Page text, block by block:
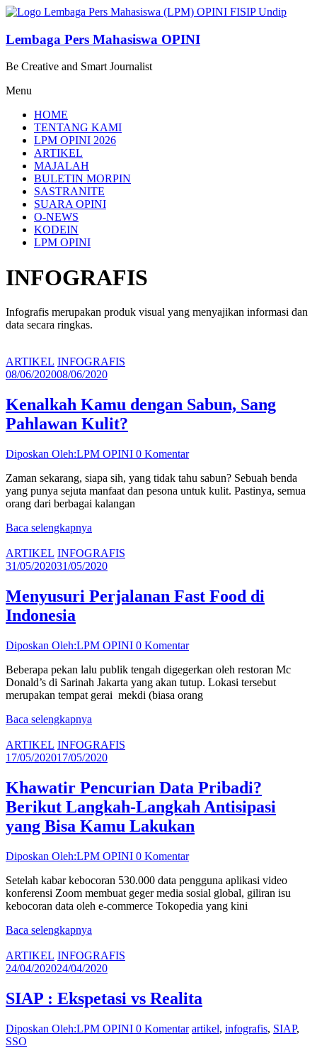
Lompat
konten
Lembaga Pers Mahasiswa OPINI
Be Creative and Smart Journalist
Menu
HOME
TENTANG KAMI
LPM OPINI 2026
ARTIKEL
MAJALAH
BULETIN MORPIN
SASTRANITE
SUARA OPINI
O-NEWS
KODEIN
LPM OPINI
INFOGRAFIS
Infografis merupakan produk visual yang menyajikan informasi dan
data secara ringkas.
ARTIKEL INFOGRAFIS
08/06/202008/06/2020
Kenalkah Kamu dengan Sabun, Sang
Pahlawan Kulit?
Diposkan Oleh:LPM OPINI 0 Komentar
Zaman sekarang, siapa sih, yang tidak tahu sabun? Sebuah benda
yang punya sejuta manfaat dan pesona untuk kulit. Pastinya, semua
orang dari berbagai kalangan
Baca selengkapnya
ARTIKEL INFOGRAFIS
31/05/202031/05/2020
Menyusuri Perjalanan Fast Food di
Indonesia
Diposkan Oleh:LPM OPINI 0 Komentar
Beberapa pekan lalu publik tengah digegerkan oleh restoran Mc
Donald’s di Sarinah Jakarta yang akan tutup. Lokasi tersebut
merupakan tempat gerai mekdi (biasa orang
Baca selengkapnya
ARTIKEL INFOGRAFIS
17/05/202017/05/2020
Khawatir Pencurian Data Pribadi?
Berikut Langkah-Langkah Antisipasi
yang Bisa Kamu Lakukan
Diposkan Oleh:LPM OPINI 0 Komentar
Setelah kabar kebocoran 530.000 data pengguna aplikasi video
konferensi Zoom membuat geger media sosial global, giliran isu
kebocoran data oleh e-commerce Tokopedia yang kini
Baca selengkapnya
ARTIKEL INFOGRAFIS
24/04/202024/04/2020
SIAP : Ekspetasi vs Realita
Diposkan Oleh:LPM OPINI 0 Komentar artikel, infografis, SIAP,
SSO